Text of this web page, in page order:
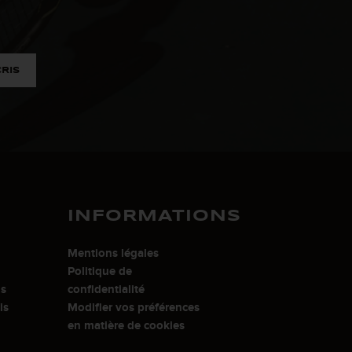
INFORMATIONS
Mentions légales
Politique de
confidentialité
Modifier vos préférences
en matière de cookies